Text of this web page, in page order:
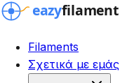
Filaments
Σχετικά με εμάς